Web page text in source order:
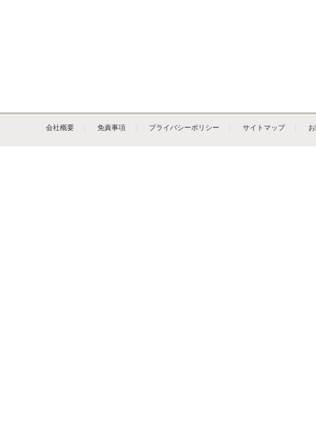
会社概要 免責事項 プライバシーポリシー サイトマップ｜